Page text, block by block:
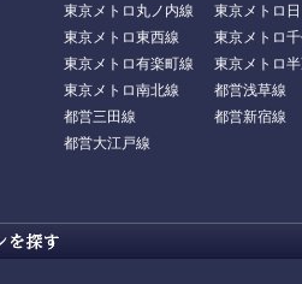
東京メトロ丸ノ内線
東京メトロ
東京メトロ東西線
東京メトロ
東京メトロ有楽町線
東京メトロ
東京メトロ南北線
都営浅草線
都営三田線
都営新宿線
都営大江戸線